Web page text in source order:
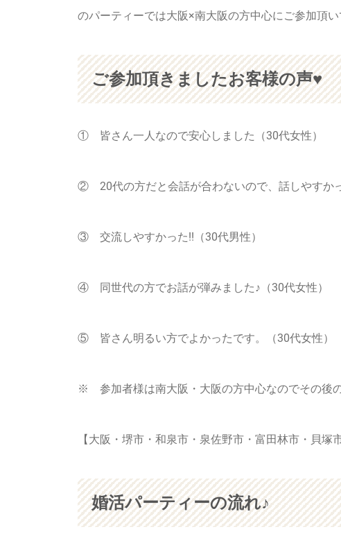
のパーティーでは大阪×南大阪の方中心にご参加頂
ご参加頂きましたお客様の声♥
① 皆さん一人なので安心しました（30代女性）
② 20代の方だと会話が合わないので、話しやすか
③ 交流しやすかった!!（30代男性）
④ 同世代の方でお話が弾みました♪（30代女性）
⑤ 皆さん明るい方でよかったです。（30代女性）
※ 参加者様は南大阪・大阪の方中心なのでその後
【大阪・堺市・和泉市・泉佐野市・富田林市・貝塚
婚活パーティーの流れ♪